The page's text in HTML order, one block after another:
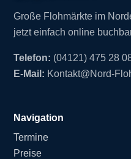
Große Flohmärkte im
jetzt einfach online
Telefon: (04121) 475 28
E-Mail: Kontakt@Nord-
Navigation
Termine
Preise